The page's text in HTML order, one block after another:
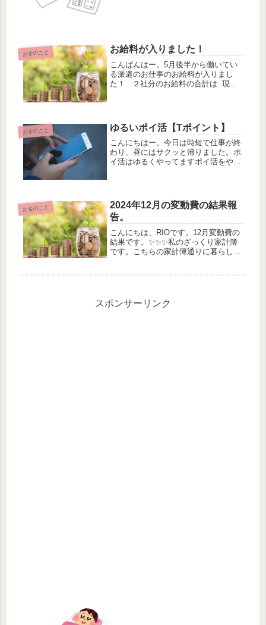
お金のこと お給料が入りました！
こんばんはー。5月後半から働いてい
る派遣のお仕事のお給料が入りまし
た！ ２社分のお給料の合計は 現在
は多かったなと思い...
お金のこと ゆるいポイ活【Tポイント】
こんにちはー。今日は時短で仕事が終
わり、昼にはサクッと帰りました。ポ
イ活はゆるくやってますポイ活をやっ
ープのお客様感謝デーです。Tポイ
ン...
お金のこと
2024年12月の変動費の結果報
告。
こんにちは、RIOです。12月変動費の
結果です。✨✨✨私のざっくり家計簿
です。こちらの家計簿通りに暮らして
スポンサーリンク